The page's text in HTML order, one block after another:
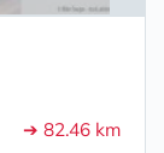
➔ 82.46 km